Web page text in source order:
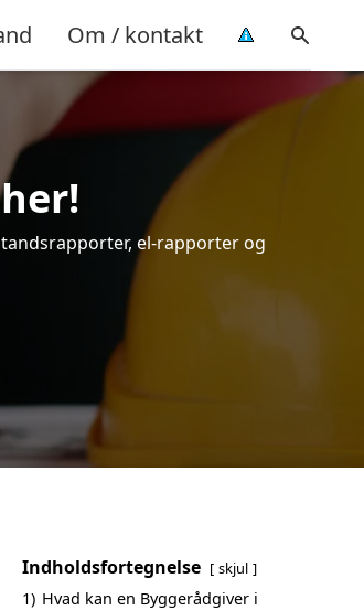
Om / kontakt
el-rapporter og
Indholdsfortegnelse skjul
1) Hvad kan en Byggerådgiver i